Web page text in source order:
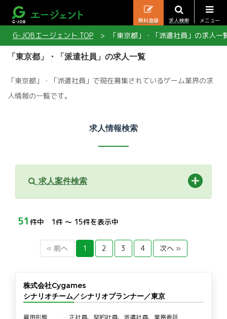
メニュー
求人検索
無料登録
G-JOBエージェント TOP 「東京都」・「派遣社員」の求人一
「東京都」・「派遣社員」の求人一覧
「東京都」・「派遣社員」で現在募集されているゲーム業界の求
人情報の一覧です。
求人情報検索
求人案件検索
51 件中 1件 〜 15件を表示中
« 前へ 1 2 3 4 次へ »
株式会社Cygames
シナリオチーム／シナリオプランナー／東京